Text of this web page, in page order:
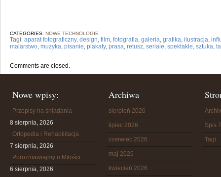
CATEGORIES: NOWE TECHNOLOGIE
Tagi: aparat fotograficzny, design, film, fotografia, galeria, grafika, ilustracja,
malarstwo, muzyka, pisanie, plakaty, prasa, retusz, seriale, spektakle, sztuka,
Comments are closed.
Nowe wpisy:
Przepisy na śniadania
8 sierpnia, 2026
Ortopedia i Rehabilitacja
7 sierpnia, 2026
Porozmawiajmy o Miłości
6 sierpnia, 2026
Archiwa
sierpień 2026
lipiec 2026
czerwiec 2026
maj 2026
kwiecień 2026
Spis
Tagi